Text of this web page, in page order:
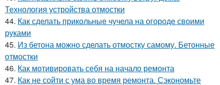
Технология устройства отмостки
44. Как сделать прикольные чучела на огороде своими
руками
45. Из бетона можно сделать отмостку самому. Бетонные
отмостки
46. Как мотивировать себя на начало ремонта
47. Как не сойти с ума во время ремонта. Сэкономьте